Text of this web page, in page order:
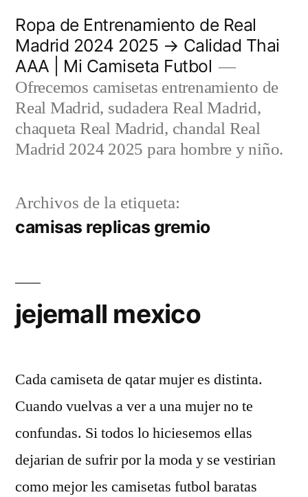
contenido
Ropa de Entrenamiento de Real
Madrid 2024 2025 → Calidad Thai
AAA | Mi Camiseta Futbol
Ofrecemos camisetas entrenamiento de
Real Madrid, sudadera Real Madrid,
chaqueta Real Madrid, chandal Real
Madrid 2024 2025 para hombre y niño.
Archivos de la etiqueta:
camisas replicas gremio
jejemall mexico
Cada camiseta de qatar mujer es distinta.
Cuando vuelvas a ver a una mujer no te
confundas. Si todos lo hiciesemos ellas
dejarian de sufrir por la moda y se vestirian
como mejor les camisetas futbol baratas